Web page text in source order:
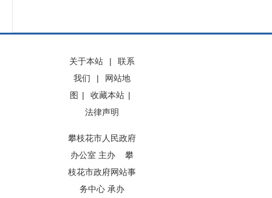
关于本站 |
联系
我们
|
网站地
图 | 收藏本站 |
法律声明
攀枝花市人民政府
办公室 主办 攀
枝花市政府网站事
务中心 承办